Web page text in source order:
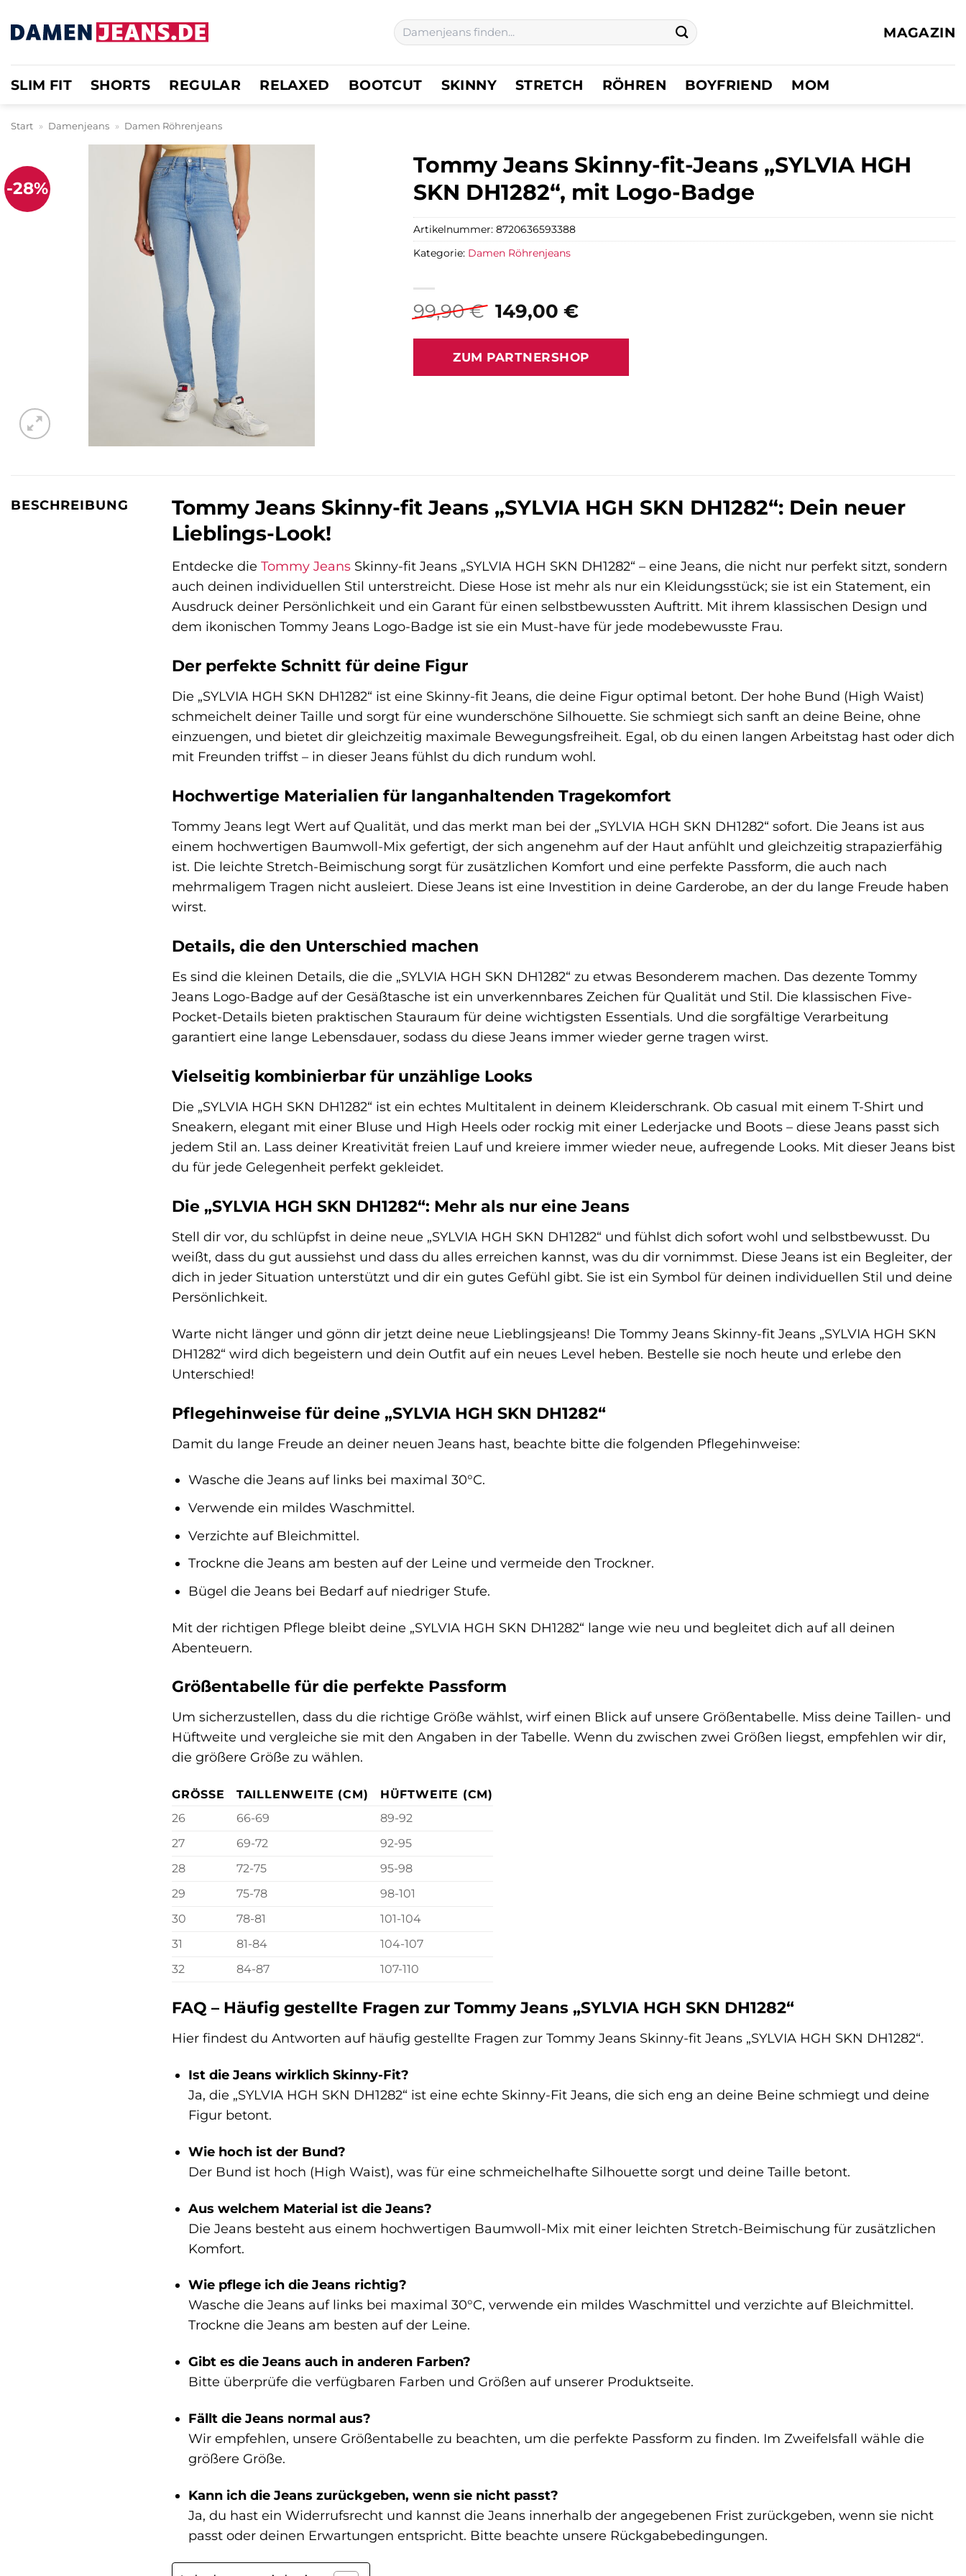
Inhalt
Suchen
nach:
MAGAZIN
SLIM FIT SHORTS REGULAR RELAXED BOOTCUT SKINNY STRETCH RÖHREN BOYFRIEND MOM
Start » Damenjeans » Damen Röhrenjeans
-28%
Tommy Jeans Skinny-fit-Jeans „SYLVIA HGH
SKN DH1282“, mit Logo-Badge
99,90€ Ursprünglicher
war:
99,90 €
149,00 €Aktueller
ist:
149,00 €.
ZUM PARTNERSHOP
Artikelnummer: 8720636593388
Kategorie: Damen Röhrenjeans
BESCHREIBUNG
Tommy Jeans Skinny-fit Jeans „SYLVIA HGH SKN DH1282“: Dein neuer
Lieblings-Look!
Entdecke die Tommy Jeans Skinny-fit Jeans „SYLVIA HGH SKN DH1282“ – eine Jeans, die nicht nur perfekt sitzt, sondern
auch deinen individuellen Stil unterstreicht. Diese Hose ist mehr als nur ein Kleidungsstück; sie ist ein Statement, ein
Ausdruck deiner Persönlichkeit und ein Garant für einen selbstbewussten Auftritt. Mit ihrem klassischen Design und
dem ikonischen Tommy Jeans Logo-Badge ist sie ein Must-have für jede modebewusste Frau.
Der perfekte Schnitt für deine Figur
Die „SYLVIA HGH SKN DH1282“ ist eine Skinny-fit Jeans, die deine Figur optimal betont. Der hohe Bund (High Waist)
schmeichelt deiner Taille und sorgt für eine wunderschöne Silhouette. Sie schmiegt sich sanft an deine Beine, ohne
einzuengen, und bietet dir gleichzeitig maximale Bewegungsfreiheit. Egal, ob du einen langen Arbeitstag hast oder dich
mit Freunden triffst – in dieser Jeans fühlst du dich rundum wohl.
Hochwertige Materialien für langanhaltenden Tragekomfort
Tommy Jeans legt Wert auf Qualität, und das merkt man bei der „SYLVIA HGH SKN DH1282“ sofort. Die Jeans ist aus
einem hochwertigen Baumwoll-Mix gefertigt, der sich angenehm auf der Haut anfühlt und gleichzeitig strapazierfähig
ist. Die leichte Stretch-Beimischung sorgt für zusätzlichen Komfort und eine perfekte Passform, die auch nach
mehrmaligem Tragen nicht ausleiert. Diese Jeans ist eine Investition in deine Garderobe, an der du lange Freude haben
wirst.
Details, die den Unterschied machen
Es sind die kleinen Details, die die „SYLVIA HGH SKN DH1282“ zu etwas Besonderem machen. Das dezente Tommy
Jeans Logo-Badge auf der Gesäßtasche ist ein unverkennbares Zeichen für Qualität und Stil. Die klassischen Five-
Pocket-Details bieten praktischen Stauraum für deine wichtigsten Essentials. Und die sorgfältige Verarbeitung
garantiert eine lange Lebensdauer, sodass du diese Jeans immer wieder gerne tragen wirst.
Vielseitig kombinierbar für unzählige Looks
Die „SYLVIA HGH SKN DH1282“ ist ein echtes Multitalent in deinem Kleiderschrank. Ob casual mit einem T-Shirt und
Sneakern, elegant mit einer Bluse und High Heels oder rockig mit einer Lederjacke und Boots – diese Jeans passt sich
jedem Stil an. Lass deiner Kreativität freien Lauf und kreiere immer wieder neue, aufregende Looks. Mit dieser Jeans bist
du für jede Gelegenheit perfekt gekleidet.
Die „SYLVIA HGH SKN DH1282“: Mehr als nur eine Jeans
Stell dir vor, du schlüpfst in deine neue „SYLVIA HGH SKN DH1282“ und fühlst dich sofort wohl und selbstbewusst. Du
weißt, dass du gut aussiehst und dass du alles erreichen kannst, was du dir vornimmst. Diese Jeans ist ein Begleiter, der
dich in jeder Situation unterstützt und dir ein gutes Gefühl gibt. Sie ist ein Symbol für deinen individuellen Stil und deine
Persönlichkeit.
Warte nicht länger und gönn dir jetzt deine neue Lieblingsjeans! Die Tommy Jeans Skinny-fit Jeans „SYLVIA HGH SKN
DH1282“ wird dich begeistern und dein Outfit auf ein neues Level heben. Bestelle sie noch heute und erlebe den
Unterschied!
Pflegehinweise für deine „SYLVIA HGH SKN DH1282“
Damit du lange Freude an deiner neuen Jeans hast, beachte bitte die folgenden Pflegehinweise:
Wasche die Jeans auf links bei maximal 30°C.
Verwende ein mildes Waschmittel.
Verzichte auf Bleichmittel.
Trockne die Jeans am besten auf der Leine und vermeide den Trockner.
Bügel die Jeans bei Bedarf auf niedriger Stufe.
Mit der richtigen Pflege bleibt deine „SYLVIA HGH SKN DH1282“ lange wie neu und begleitet dich auf all deinen
Abenteuern.
Größentabelle für die perfekte Passform
Um sicherzustellen, dass du die richtige Größe wählst, wirf einen Blick auf unsere Größentabelle. Miss deine Taillen- und
Hüftweite und vergleiche sie mit den Angaben in der Tabelle. Wenn du zwischen zwei Größen liegst, empfehlen wir dir,
die größere Größe zu wählen.
GRÖSSE TAILLENWEITE (CM)
HÜFTWEITE (CM)
26
66-69
89-92
27
69-72
92-95
28
72-75
95-98
29
75-78
98-101
30
78-81
101-104
31
81-84
104-107
32
84-87 107-110
FAQ – Häufig gestellte Fragen zur Tommy Jeans „SYLVIA HGH SKN DH1282“
Hier findest du Antworten auf häufig gestellte Fragen zur Tommy Jeans Skinny-fit Jeans „SYLVIA HGH SKN DH1282“.
Ist die Jeans wirklich Skinny-Fit?
Ja, die „SYLVIA HGH SKN DH1282“ ist eine echte Skinny-Fit Jeans, die sich eng an deine Beine schmiegt und deine
Figur betont.
Wie hoch ist der Bund?
Der Bund ist hoch (High Waist), was für eine schmeichelhafte Silhouette sorgt und deine Taille betont.
Aus welchem Material ist die Jeans?
Die Jeans besteht aus einem hochwertigen Baumwoll-Mix mit einer leichten Stretch-Beimischung für zusätzlichen
Komfort.
Wie pflege ich die Jeans richtig?
Wasche die Jeans auf links bei maximal 30°C, verwende ein mildes Waschmittel und verzichte auf Bleichmittel.
Trockne die Jeans am besten auf der Leine.
Gibt es die Jeans auch in anderen Farben?
Bitte überprüfe die verfügbaren Farben und Größen auf unserer Produktseite.
Fällt die Jeans normal aus?
Wir empfehlen, unsere Größentabelle zu beachten, um die perfekte Passform zu finden. Im Zweifelsfall wähle die
größere Größe.
Kann ich die Jeans zurückgeben, wenn sie nicht passt?
Ja, du hast ein Widerrufsrecht und kannst die Jeans innerhalb der angegebenen Frist zurückgeben, wenn sie nicht
passt oder deinen Erwartungen entspricht. Bitte beachte unsere Rückgabebedingungen.